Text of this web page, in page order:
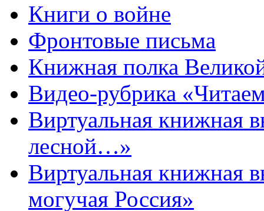
Книги о войне
Фронтовые письма
Книжная полка
Видео-рубрика
Виртуальная книжная
лесной…»
Виртуальная книжная
могучая Россия»